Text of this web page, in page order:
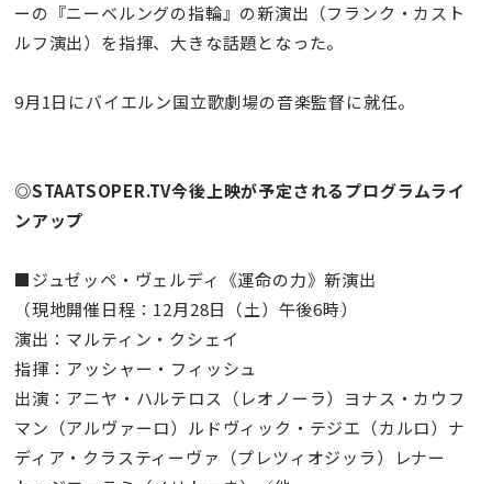
ーの『ニーベルングの指輪』の新演出（フランク・カスト
ルフ演出）を指揮、大きな話題となった。
9月1日にバイエルン国立歌劇場の音楽監督に就任。
◎STAATSOPER.TV今後上映が予定されるプログラムライ
ンアップ
■ジュゼッペ・ヴェルディ《運命の力》新演出
（現地開催日程：12月28日（土）午後6時）
演出：マルティン・クシェイ
指揮：アッシャー・フィッシュ
出演：アニヤ・ハルテロス（レオノーラ）ヨナス・カウフ
マン（アルヴァーロ）ルドヴィック・テジエ（カルロ）ナ
ディア・クラスティーヴァ（プレツィオジッラ）レナー